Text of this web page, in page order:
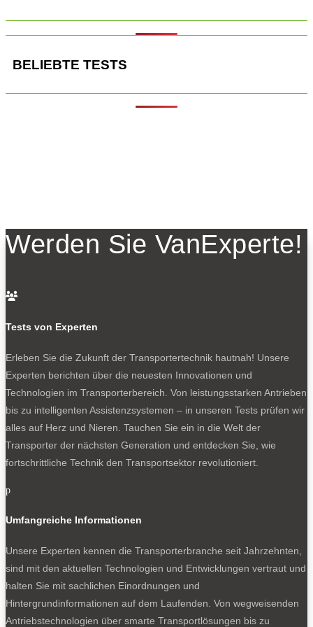
BELIEBTE TESTS
Werden Sie VanExperte!

Tests von Experten
Erleben Sie die Zukunft der Transportertechnik hautnah! Unsere
Experten berichten über die neuesten Innovationen und
Technologien im Transporterbereich. Von leistungsstarken Antrieben
bis zu intelligenten Assistenzsystemen – in unseren Tests prüfen wir
alles auf Herz und Nieren. Tauchen Sie ein in die Welt der
Transporter der nächsten Generation und entdecken Sie, wie
fortschrittliche Technik den Transportsektor revolutioniert.
p
Umfangreiche Informationen
Unsere Experten kennen die Transporterbranche seit Jahrzehnten,
sind mit den aktuellen Technologien und Entwicklungen vertraut und
halten Sie mit sachlichen Einordnungen und
Hintergrundinformationen auf dem Laufenden. Von wegweisenden
Antriebstechnologien über smarte Transportlösungen bis zu